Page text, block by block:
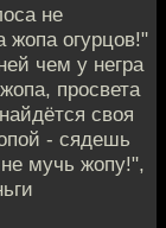
не
жопа огурцов!"
чем у негра
просвета
своя
- сядешь
мучь жопу!",